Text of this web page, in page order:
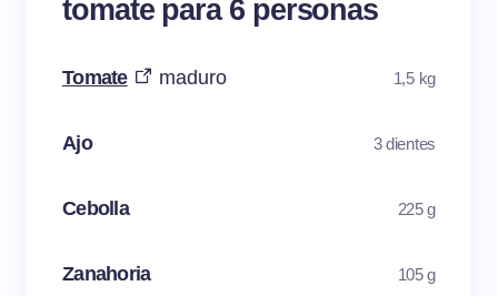
tomate para 6 personas
Tomate maduro 1,5 kg
Ajo 3 dientes
Cebolla 225 g
Zanahoria 105 g